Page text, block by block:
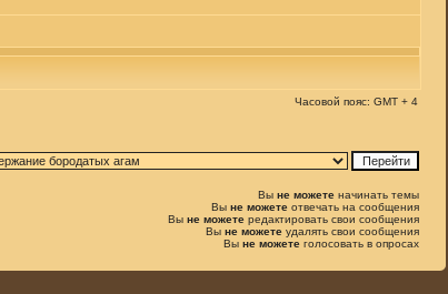
Часовой пояс: GMT + 4
Вы не можете начинать темы
Вы не можете отвечать на сообщения
Вы не можете редактировать свои сообщения
Вы не можете удалять свои сообщения
Вы не можете голосовать в опросах